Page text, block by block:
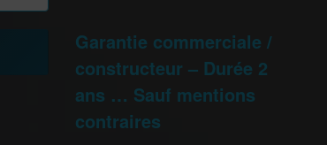
Garantie commerciale /
constructeur – Durée 2
ans … Sauf mentions
contraires